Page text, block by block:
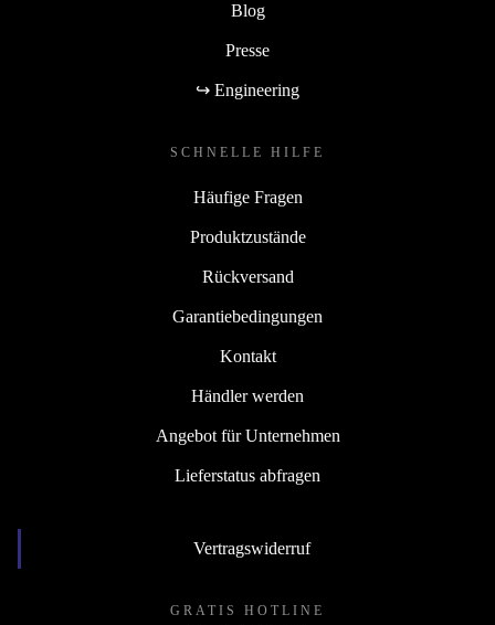
Blog
Presse
↪ Engineering
SCHNELLE HILFE
Häufige Fragen
Produktzustände
Rückversand
Garantiebedingungen
Kontakt
Händler werden
Angebot für Unternehmen
Lieferstatus abfragen
Vertragswiderruf
GRATIS HOTLINE